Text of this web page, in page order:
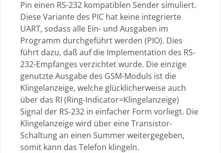
Pin einen RS-232 kompatiblen Sender simuliert.
Diese Variante des PIC hat keine integrierte
UART, sodass alle Ein- und Ausgaben im
Programm durchgeführt werden (PIO). Dies
führt dazu, daß auf die Implementation des RS-
232-Empfanges verzichtet wurde. Die einzige
genutzte Ausgabe des GSM-Moduls ist die
Klingelanzeige, welche glücklicherweise auch
über das RI (Ring-Indicator=Klingelanzeige)
Signal der RS-232 in einfacher Form vorliegt. Die
Klingelanzeige wird über eine Transistor-
Schaltung an einen Summer weitergegeben,
somit kann das Telefon klingeln.